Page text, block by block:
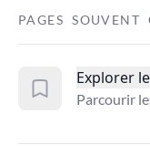
PAGES SOUVENT
Explorer
Parcourir